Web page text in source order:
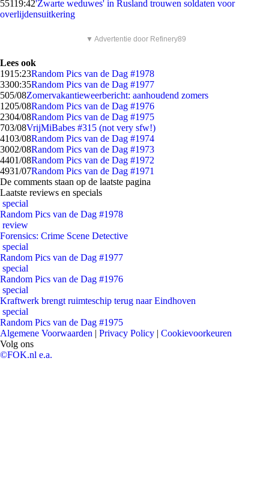
55119:42'Zwarte weduwes' in Rusland trouwen soldaten voor
overlijdensuitkering
▼ Advertentie door Refinery89
Lees ook
1915:23Random Pics van de Dag #1978
3300:35Random Pics van de Dag #1977
505/08Zomervakantieweerbericht: aanhoudend zomers
1205/08Random Pics van de Dag #1976
2304/08Random Pics van de Dag #1975
703/08VrijMiBabes #315 (not very sfw!)
4103/08Random Pics van de Dag #1974
3002/08Random Pics van de Dag #1973
4401/08Random Pics van de Dag #1972
4931/07Random Pics van de Dag #1971
De comments staan op de laatste pagina
Laatste reviews en specials
special
Random Pics van de Dag #1978
review
Forensics: Crime Scene Detective
special
Random Pics van de Dag #1977
special
Random Pics van de Dag #1976
special
Kraftwerk brengt ruimteschip terug naar Eindhoven
special
Random Pics van de Dag #1975
Algemene Voorwaarden | Privacy Policy | Cookievoorkeuren
Volg ons
©FOK.nl e.a.